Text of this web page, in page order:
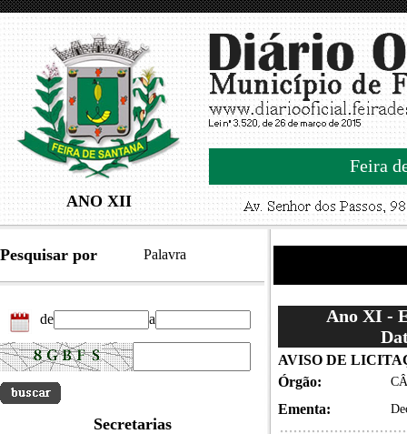
ANO XII
Feira
Pesquisar por Palavra
de a
Secretarias
Ano XI -
AVISO DE
Órgão:
Ementa: